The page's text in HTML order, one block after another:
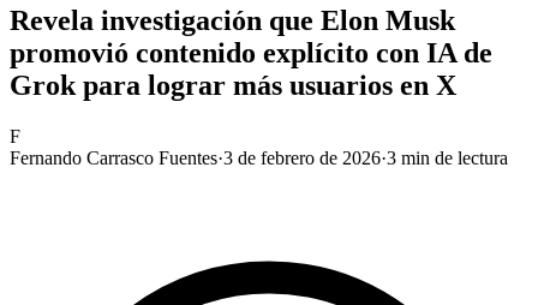
Revela investigación que Elon Musk
promovió contenido explícito con IA de
Grok para lograr más usuarios en X
F
Fernando Carrasco Fuentes·3 de febrero de 2026·3 min de lectura